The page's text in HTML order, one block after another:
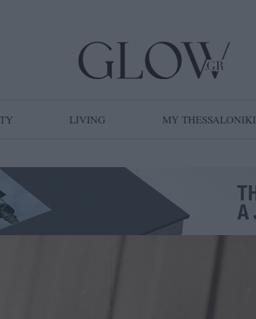
LIVING MY THESSALONIKI